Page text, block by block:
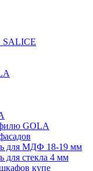
SALICE
GOLA
для МДФ 18-19 мм
стекла 4 мм
купе